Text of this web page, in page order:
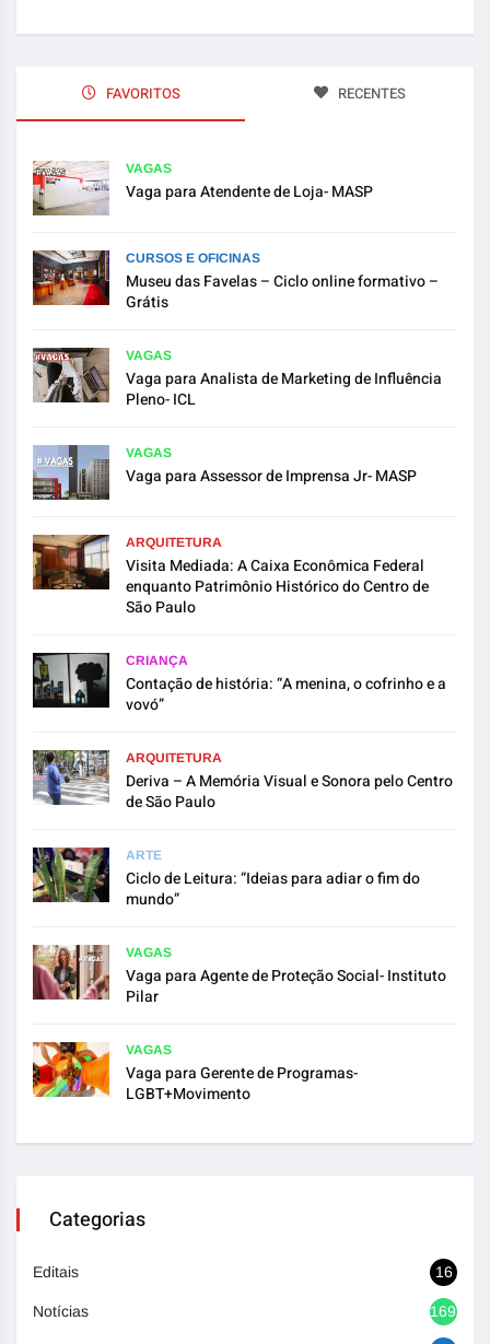
FAVORITOS RECENTES
VAGAS
Vaga para Atendente de Loja- MASP
CURSOS E OFICINAS
Museu das Favelas – Ciclo online formativo –
Grátis
VAGAS
Vaga para Analista de Marketing de Influência
Pleno- ICL
VAGAS
Vaga para Assessor de Imprensa Jr- MASP
ARQUITETURA
Visita Mediada: A Caixa Econômica Federal
enquanto Patrimônio Histórico do Centro de
São Paulo
CRIANÇA
Contação de história: “A menina, o cofrinho e a
vovó”
ARQUITETURA
Deriva – A Memória Visual e Sonora pelo Centro
de São Paulo
ARTE
Ciclo de Leitura: “Ideias para adiar o fim do
mundo”
VAGAS
Vaga para Agente de Proteção Social- Instituto
Pilar
VAGAS
Vaga para Gerente de Programas-
LGBT+Movimento
Categorias
Editais 16
Notícias 1692